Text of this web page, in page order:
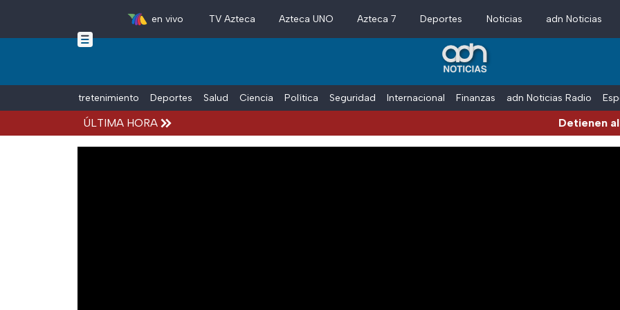
Skip to main content
en vivo TV Azteca Azteca UNO Azteca 7 Deportes Noticias adn Noticias
Entretenimiento Deportes Salud Ciencia Política Seguridad Internacional Finanzas adn Noticias Radio
ÚLTIMA HORA Detienen al